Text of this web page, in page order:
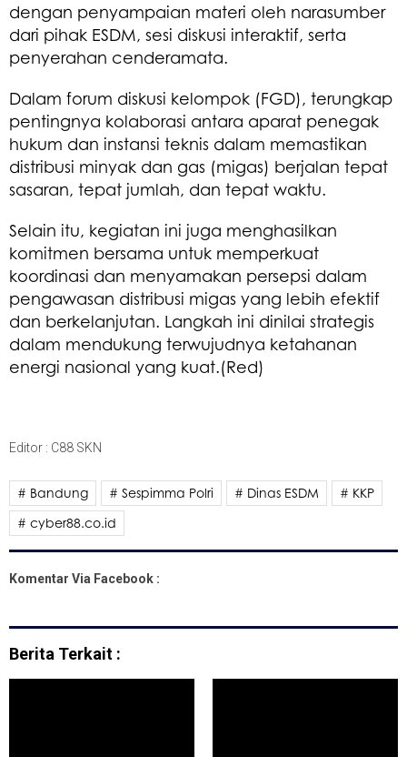
dengan penyampaian materi oleh narasumber
dari pihak ESDM, sesi diskusi interaktif, serta
penyerahan cenderamata.
Dalam forum diskusi kelompok (FGD), terungkap
pentingnya kolaborasi antara aparat penegak
hukum dan instansi teknis dalam memastikan
distribusi minyak dan gas (migas) berjalan tepat
sasaran, tepat jumlah, dan tepat waktu.
Selain itu, kegiatan ini juga menghasilkan
komitmen bersama untuk memperkuat
koordinasi dan menyamakan persepsi dalam
pengawasan distribusi migas yang lebih efektif
dan berkelanjutan. Langkah ini dinilai strategis
dalam mendukung terwujudnya ketahanan
energi nasional yang kuat.(Red)
Editor : C88 SKN
# Bandung # Sespimma Polri # Dinas ESDM
# KKP
# cyber88.co.id
Komentar Via Facebook :
Berita Terkait :